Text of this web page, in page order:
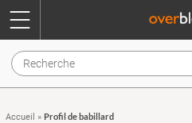
Accueil » Profil de babillard